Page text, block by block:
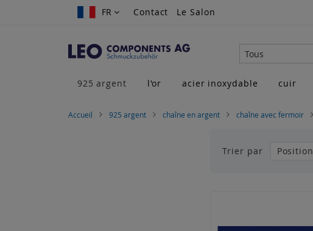
FR
FR Contact Le Salon
Tous
925 argent
l'or acier inoxydable cuir
Accueil 925 argent chaîne en argent chaîne avec fermoir
Trier par